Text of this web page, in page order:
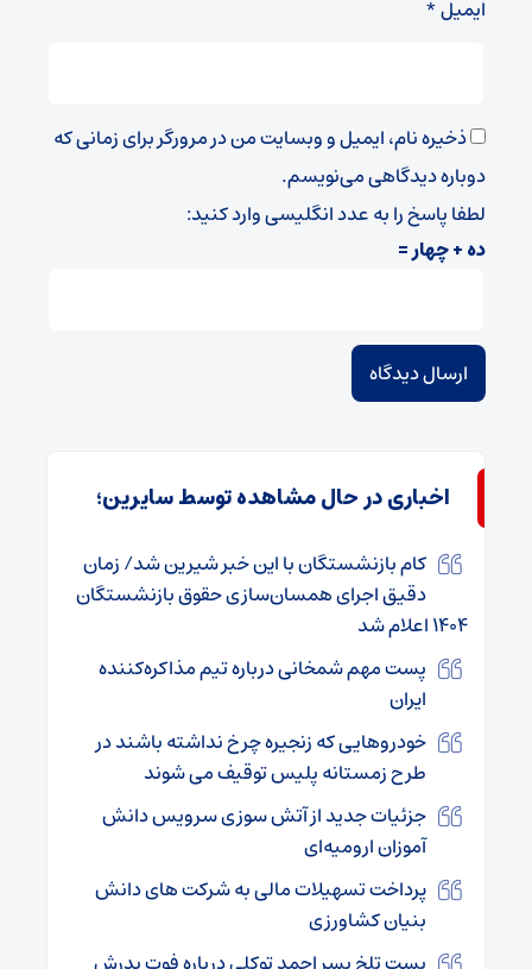
ایمیل*
ذخیره نام، ایمیل و وبسایت من در مرورگر برای زمانی که
دوباره دیدگاهی می‌نویسم.
لطفا پاسخ را به عدد انگلیسی وارد کنید:
ده + چهار =
اخباری در حال مشاهده توسط سایرین؛
کام بازنشستگان با این خبر شیرین شد/ زمان
دقیق اجرای همسان‌سازی حقوق بازنشستگان
۱۴۰۴ اعلام شد
پست مهم شمخانی درباره تیم مذاکره‌کننده
ایران
خودروهایی که زنجیره چرخ نداشته باشند در
طرح زمستانه پلیس توقیف می شوند
جزئیات جدید از آتش سوزی سرویس دانش
آموزان ارومیه‌ای
پرداخت تسهیلات مالی به شرکت های دانش
بنیان کشاورزی